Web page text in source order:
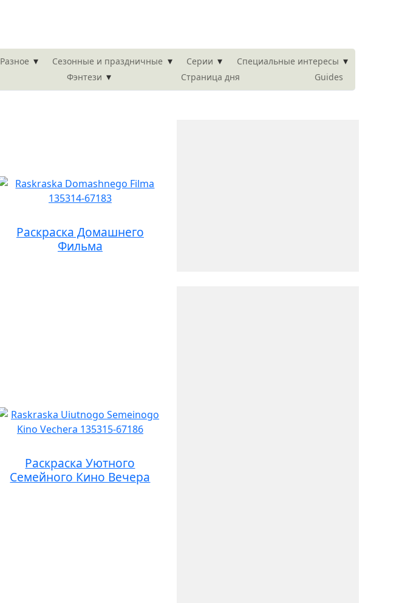
Разное ▾ Сезонные и праздничные ▾ Серии ▾ Специальные интересы ▾
Фэнтези ▾ Страница дня Guides
Раскраска Домашнего
Фильма
Раскраска Уютного
Семейного Кино Вечера